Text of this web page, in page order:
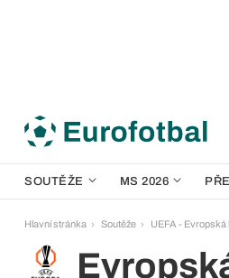
SOUTĚŽE MS 2026
Hlavní stránka Soutěže UEFA - Evropská